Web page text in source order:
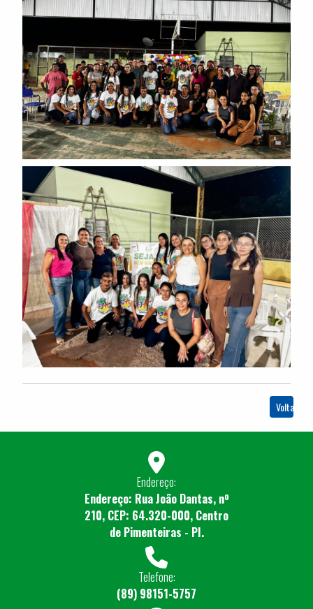
Voltar
Endereço:
Endereço: Rua João Dantas, nº
210, CEP: 64.320-000, Centro
de Pimenteiras - PI.
Telefone:
(89) 98151-5757